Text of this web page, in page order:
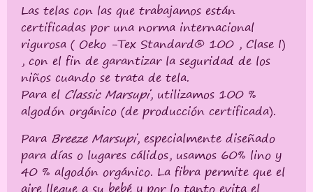
Las telas con las que trabajamos están
certificadas por una norma internacional
rigurosa ( Oeko -Tex Standard® 100 , Clase I)
, con el fin de garantizar la seguridad de los
niños cuando se trata de tela.
Para el Classic Marsupi, utilizamos 100 %
algodón orgánico (de producción certificada).
Para Breeze Marsupi, especialmente diseñado
para días o lugares cálidos, usamos 60% lino y
40 % algodón orgánico. La fibra permite que el